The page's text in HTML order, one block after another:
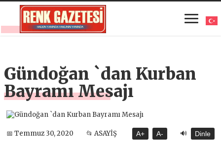
Gündoğan `dan Kurban
Bayramı Mesajı
📅 Temmuz 30, 2020 📂 ASAYİŞ A+ A- 🔊 Dinle